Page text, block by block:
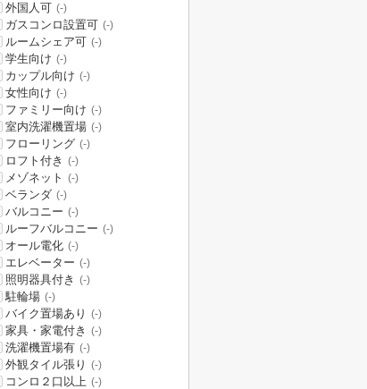
外国人可 (-)
ガスコンロ設置可 (-)
ルームシェア可 (-)
学生向け (-)
カップル向け (-)
女性向け (-)
ファミリー向け (-)
室内洗濯機置場 (-)
フローリング (-)
ロフト付き (-)
メゾネット (-)
ベランダ (-)
バルコニー (-)
ルーフバルコニー (-)
オール電化 (-)
エレベーター (-)
照明器具付き (-)
駐輪場 (-)
バイク置場あり (-)
家具・家電付き (-)
洗濯機置場有 (-)
外観タイル張り (-)
コンロ２口以上 (-)